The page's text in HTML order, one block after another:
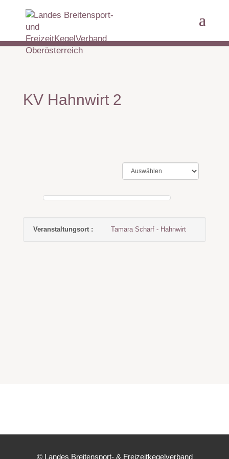
KV Hahnwirt 2
Veranstaltungsort : Tamara Scharf - Hahnwirt
© Landes Breitensport- & Freizeitkegelverband